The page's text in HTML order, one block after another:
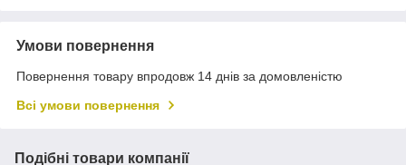
Умови повернення
Повернення товару впродовж 14 днів за домовленістю
Всі умови повернення
Подібні товари компанії